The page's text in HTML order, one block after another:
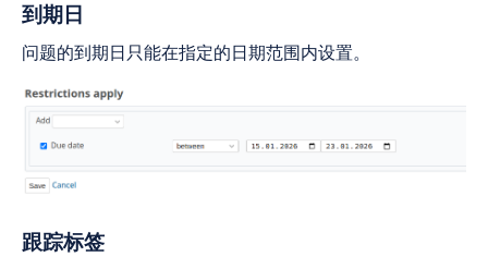
到期日
问题的到期日只能在指定的日期范围内设置。
跟踪标签